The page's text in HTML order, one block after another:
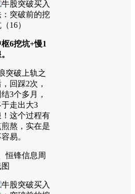
6挖坑+慢1
突破上轨之
，回踩2次，
3个多月，
于走出大3
！这个过程有
煎熬，实在是
易。
恒锋信息周